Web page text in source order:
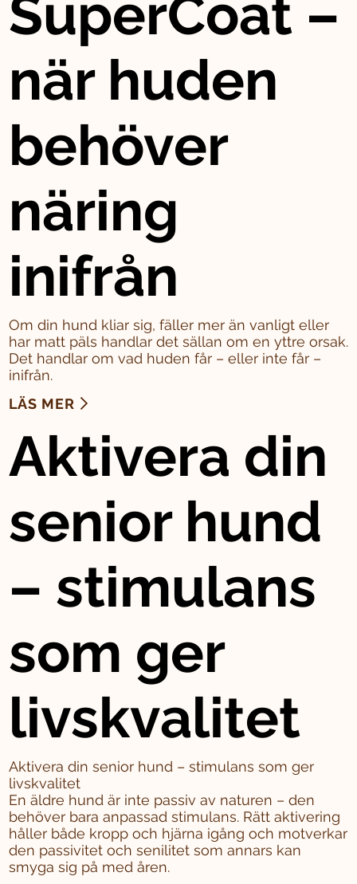
SuperCoat –
när huden
behöver
näring
inifrån
Om din hund kliar sig, fäller mer än vanligt eller
har matt päls handlar det sällan om en yttre orsak.
Det handlar om vad huden får – eller inte får –
inifrån.
LÄS MER
Aktivera din
senior hund
– stimulans
som ger
livskvalitet
Aktivera din senior hund – stimulans som ger
livskvalitet
En äldre hund är inte passiv av naturen – den
behöver bara anpassad stimulans. Rätt aktivering
håller både kropp och hjärna igång och motverkar
den passivitet och senilitet som annars kan
smyga sig på med åren.